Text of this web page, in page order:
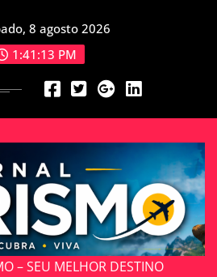
8 agosto 2026
1:41:15 PM
– SEU MELHOR DESTINO